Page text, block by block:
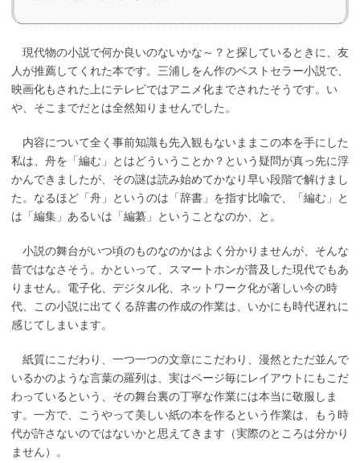
現代物の小説で何か良いのないかな～？と探しているときに、友
人が推薦してくれた本です。三浦しをん作のベストセラー小説で、
映画化もされた上にテレビではアニメ化までされたそうです。い
や、そこまでだとは全然知りませんでした。
内容について全く事前知識も先入観もないままこの本を手にした
私は、舟を「編む」とはどういうことか？という疑問が真っ先に浮
かんできましたが、その謎は読み始めてかなり早い段階で解けまし
た。なるほど「舟」というのは「辞書」を指す比喩で、「編む」と
は「編集」あるいは「編纂」ということなのか、と。
小説の舞台がいつ頃のものなのかはよく分かりませんが、そんな
昔ではなさそう。かといって、スマートホンが普及した現代でもあ
りません。電子化、デジタル化、ネットワーク化が著しい今の時
代、この小説に出てくる辞書の作成の作業は、いかにも時代遅れに
感じてしまいます。
紙質にこだわり、一つ一つの文章にこだわり、漫然とただ並んで
いるかのような言葉の羅列は、実はページ毎にレイアウトにもこだ
わっているという、その舞台裏の丁寧な作業には本当に敬服しま
す。一方で、こうやって美しい紙の本を作るという作業は、もう時
代が許さないのではないかと思えてきます（実際のところは分かり
ません）。